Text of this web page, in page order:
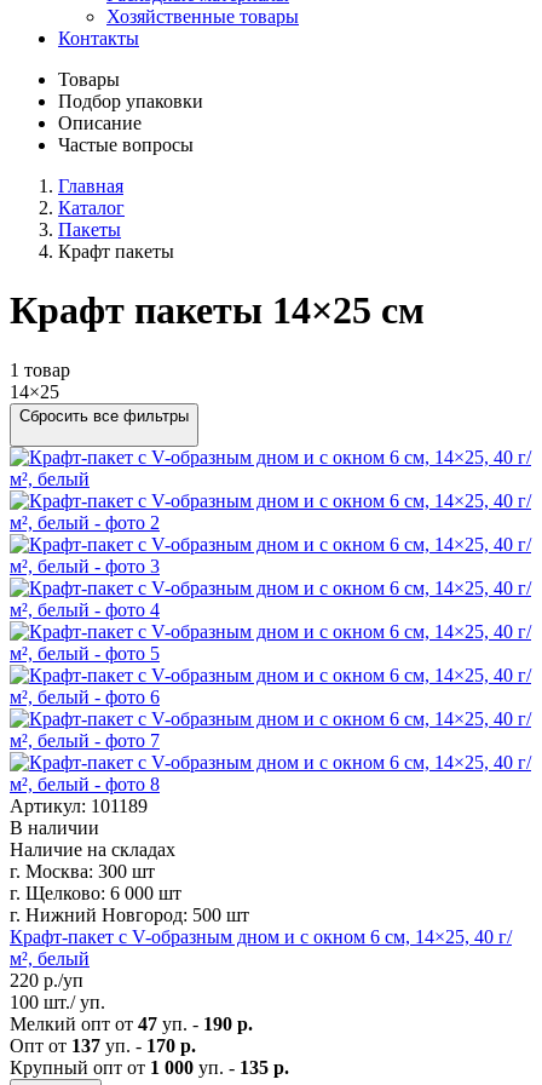
Хозяйственные товары
Контакты
Товары
Подбор упаковки
Описание
Частые вопросы
Главная
Каталог
Пакеты
Крафт пакеты
Крафт пакеты 14×25 см
1 товар
14×25
Сбросить все фильтры
Артикул: 101189
В наличии
Наличие на складах
г. Москва: 300 шт
г. Щелково: 6 000 шт
г. Нижний Новгород: 500 шт
Крафт-пакет с V-образным дном и с окном 6 см, 14×25, 40 г/
м², белый
220 р./уп
100 шт./ уп.
Мелкий опт от 47 уп. - 190 р.
Опт от 137 уп. - 170 р.
Крупный опт от 1 000 уп. - 135 р.